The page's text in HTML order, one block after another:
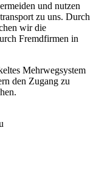
und nutzen
zu uns. Durch
wir die
Fremdfirmen in
Mehrwegsystem
den Zugang zu